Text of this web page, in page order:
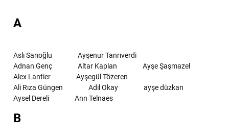
A
Aslı Sarıoğlu
Ayşenur Tanrıverdi
Adnan Genç
Altar Kaplan
Ayşe Şaşmazel
Alex Lantier
Ayşegül Tözeren
Ali Rıza Güngen
Adil Okay
ayşe düzkan
Aysel Dereli
Ann Telnaes
B